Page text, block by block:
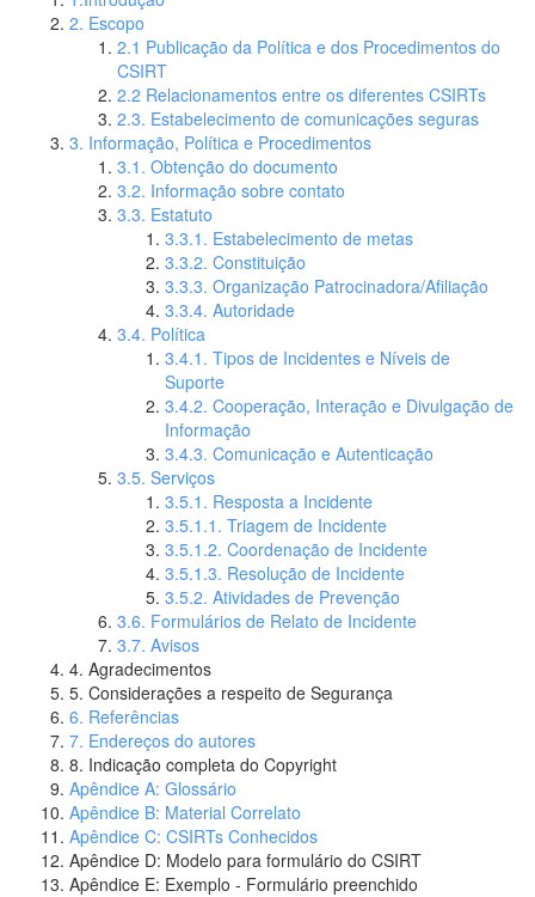
2. Escopo
2.1 Publicação da Política e dos Procedimentos do
CSIRT
2.2 Relacionamentos entre os diferentes CSIRTs
2.3. Estabelecimento de comunicações seguras
3. Informação, Política e Procedimentos
3.1. Obtenção do documento
3.2. Informação sobre contato
3.3. Estatuto
3.3.1. Estabelecimento de metas
3.3.2. Constituição
3.3.3. Organização Patrocinadora/Afiliação
3.3.4. Autoridade
3.4. Política
3.4.1. Tipos de Incidentes e Níveis de
Suporte
3.4.2. Cooperação, Interação e Divulgação de
Informação
3.4.3. Comunicação e Autenticação
3.5. Serviços
3.5.1. Resposta a Incidente
3.5.1.1. Triagem de Incidente
3.5.1.2. Coordenação de Incidente
3.5.1.3. Resolução de Incidente
3.5.2. Atividades de Prevenção
3.6. Formulários de Relato de Incidente
3.7. Avisos
4. Agradecimentos
5. Considerações a respeito de Segurança
6. Referências
7. Endereços do autores
8. Indicação completa do Copyright
Apêndice A: Glossário
Apêndice B: Material Correlato
Apêndice C: CSIRTs Conhecidos
Apêndice D: Modelo para formulário do CSIRT
Apêndice E: Exemplo - Formulário preenchido